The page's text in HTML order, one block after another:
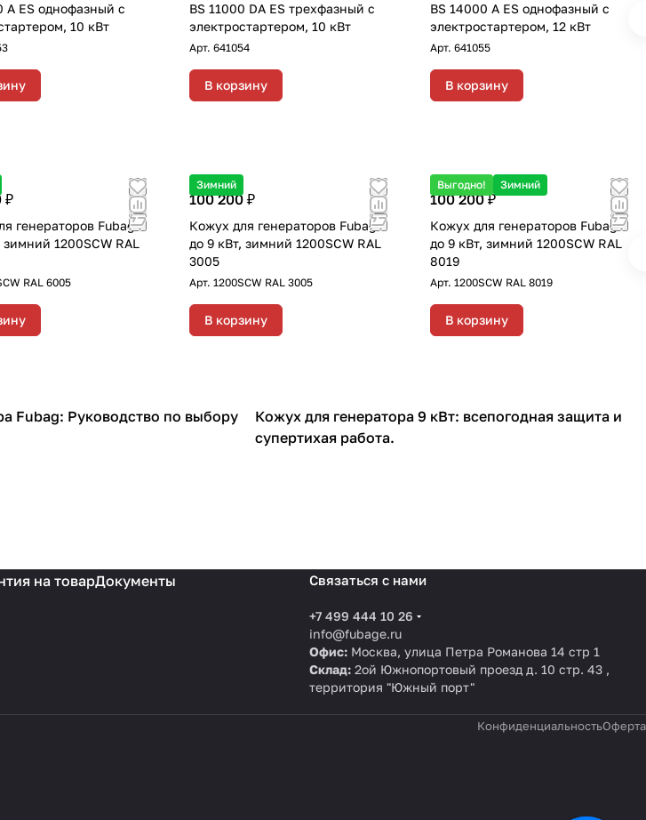
A ES однофазный с
10 кВт
BS 11000 DA ES трехфазный с
электростартером, 10 кВт
Арт. 641054
В корзину
BS 14000 A ES однофазный с
электростартером, 12 кВт
Арт. 641055
В корзину
₽
генераторов Fubag
зимний 1200SCW RAL
RAL 6005
Зимний
100 200 ₽
Кожух для генераторов Fubag
до 9 кВт, зимний 1200SCW RAL
3005
Арт. 1200SCW RAL 3005
В корзину
Выгодно! Зимний
100 200 ₽
Кожух для генераторов Fubag
до 9 кВт, зимний 1200SCW RAL
8019
Арт. 1200SCW RAL 8019
В корзину
Fubag: Руководство по выбору Кожухи для генераторов
Кожух для генератора 9 кВт: всепогодная защита и
супертихая работа.
на товарДокументы Связаться с нами
+7 499 444 10 26
info@fubage.ru
Офис:Москва, улица Петра Романова 14 стр 1
Склад:2ой Южнопортовый проезд д. 10 стр. 43 ,
территория "Южный порт"
КонфиденциальностьОферта